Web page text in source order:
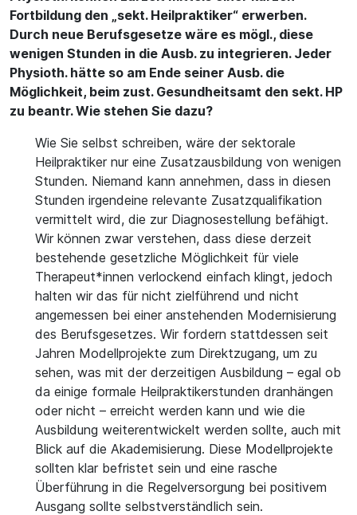
Fortbildung den „sekt. Heilpraktiker“ erwerben.
Durch neue Berufsgesetze wäre es mögl., diese
wenigen Stunden in die Ausb. zu integrieren. Jeder
Physioth. hätte so am Ende seiner Ausb. die
Möglichkeit, beim zust. Gesundheitsamt den sekt. HP
zu beantr. Wie stehen Sie dazu?
Wie Sie selbst schreiben, wäre der sektorale
Heilpraktiker nur eine Zusatzausbildung von wenigen
Stunden. Niemand kann annehmen, dass in diesen
Stunden irgendeine relevante Zusatzqualifikation
vermittelt wird, die zur Diagnosestellung befähigt.
Wir können zwar verstehen, dass diese derzeit
bestehende gesetzliche Möglichkeit für viele
Therapeut*innen verlockend einfach klingt, jedoch
halten wir das für nicht zielführend und nicht
angemessen bei einer anstehenden Modernisierung
des Berufsgesetzes. Wir fordern stattdessen seit
Jahren Modellprojekte zum Direktzugang, um zu
sehen, was mit der derzeitigen Ausbildung – egal ob
da einige formale Heilpraktikerstunden dranhängen
oder nicht – erreicht werden kann und wie die
Ausbildung weiterentwickelt werden sollte, auch mit
Blick auf die Akademisierung. Diese Modellprojekte
sollten klar befristet sein und eine rasche
Überführung in die Regelversorgung bei positivem
Ausgang sollte selbstverständlich sein.